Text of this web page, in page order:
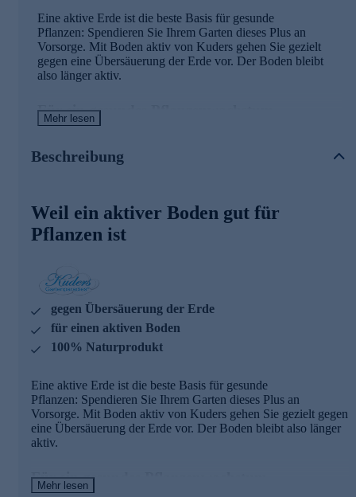
Eine aktive Erde ist die beste Basis für gesunde
Pflanzen: Spendieren Sie Ihrem Garten dieses Plus an
Vorsorge. Mit Boden aktiv von Kuders gehen Sie gezielt
gegen eine Übersäuerung der Erde vor. Der Boden bleibt
also länger aktiv.
Für ein gesundes Pflanzenwachstum
Naturprodukt aus verschiedenen organischen-mineralischen
Stoffen plus Meeresalgen. Es ist ideal zur Bodenpflege in
Ihre Pflanzen werden es Ihnen mit üppiger Pracht
danken - schnell online bestellen!
Mehr lesen
Beschreibung
Weil ein aktiver Boden gut für
Pflanzen ist
gegen Übersäuerung der Erde
für einen aktiven Boden
100% Naturprodukt
Eine aktive Erde ist die beste Basis für gesunde
Pflanzen: Spendieren Sie Ihrem Garten dieses Plus an
Vorsorge. Mit Boden aktiv von Kuders gehen Sie gezielt gegen
eine Übersäuerung der Erde vor. Der Boden bleibt also länger
aktiv.
Für ein gesundes Pflanzenwachstum
Mehr lesen